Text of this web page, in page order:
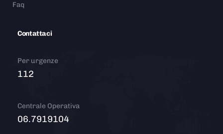
Faq
Contattaci
Per urgenze
112
Centrale Operativa
06.7919104